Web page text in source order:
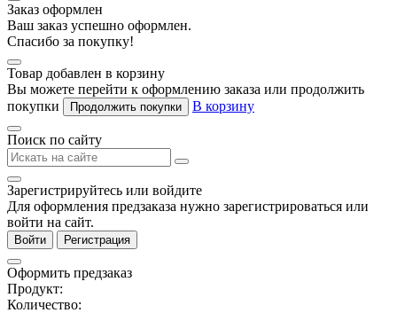
Заказ оформлен
Ваш заказ успешно оформлен.
Спасибо за покупку!
Товар добавлен в корзину
Вы можете перейти к оформлению заказа или продолжить
покупки
Продолжить покупки В корзину
Поиск по сайту
Зарегистрируйтесь или войдите
Для оформления предзаказа нужно зарегистрироваться или
войти на сайт.
Войти Регистрация
Оформить предзаказ
Продукт:
Количество: